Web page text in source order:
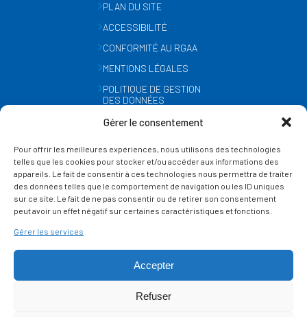
Gérer le consentement
Pour offrir les meilleures expériences, nous utilisons des technologies
telles que les cookies pour stocker et/ou accéder aux informations des
appareils. Le fait de consentir à ces technologies nous permettra de traiter
des données telles que le comportement de navigation ou les ID uniques
sur ce site. Le fait de ne pas consentir ou de retirer son consentement
peut avoir un effet négatif sur certaines caractéristiques et fonctions.
Gérer les services
Accepter
Refuser
PLAN DU SITE
ACCESSIBILITÉ
CONFORMITÉ AU RGAA
MENTIONS LÉGALES
POLITIQUE DE GESTION
DES DONNÉES
GESTION DES COOKIES
SUIVEZ-NOUS
SUR LES RÉSEAUX